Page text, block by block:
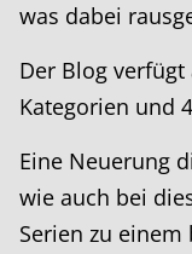
was dabei
Der Blog
Kategorien und
Eine Neuerung
wie auch bei
Serien zu